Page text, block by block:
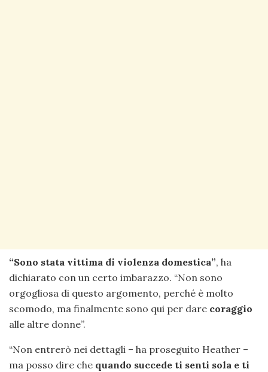
“Sono stata vittima di violenza domestica”, ha
dichiarato con un certo imbarazzo. “Non sono
orgogliosa di questo argomento, perché è molto
scomodo, ma finalmente sono qui per dare coraggio
alle altre donne”.
“Non entrerò nei dettagli – ha proseguito Heather –
ma posso dire che quando succede ti senti sola e ti